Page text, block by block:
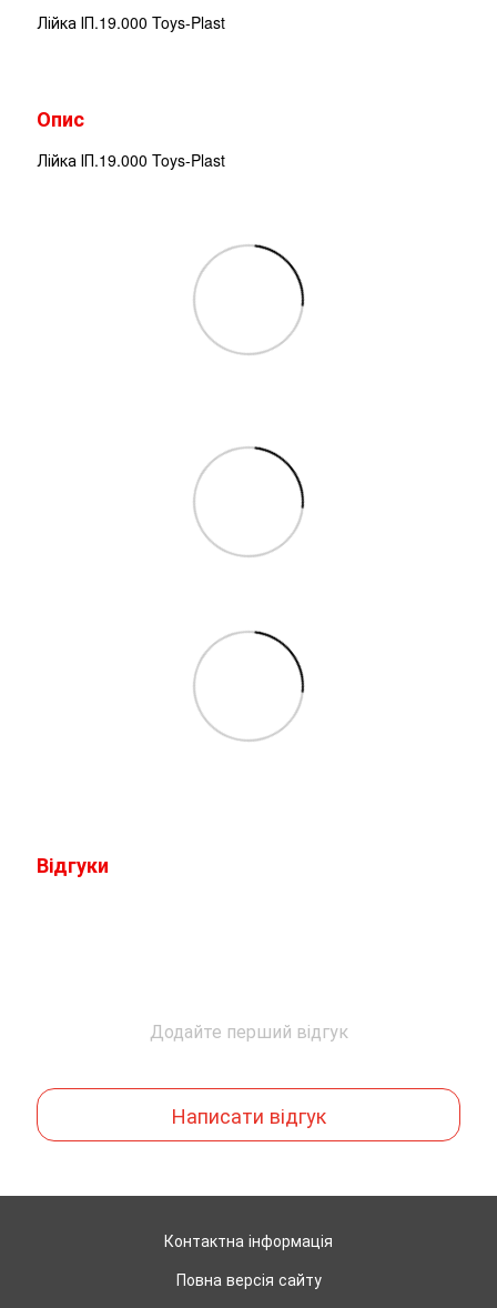
Лійка ІП.19.000 Toys-Plast
Опис
Лійка ІП.19.000 Toys-Plast
Відгуки
Додайте перший відгук
Написати відгук
Контактна інформація
Повна версія сайту